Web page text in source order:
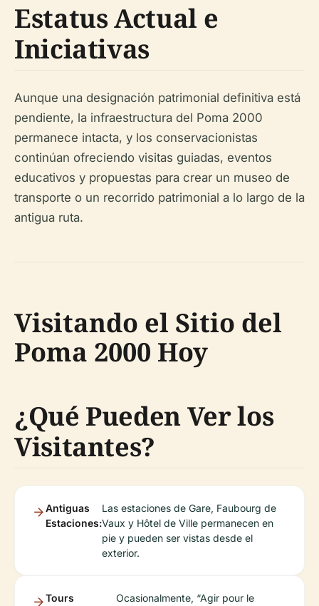
Estatus Actual e
Iniciativas
Aunque una designación patrimonial definitiva está
pendiente, la infraestructura del Poma 2000
permanece intacta, y los conservacionistas
continúan ofreciendo visitas guiadas, eventos
educativos y propuestas para crear un museo de
transporte o un recorrido patrimonial a lo largo de la
antigua ruta.
Visitando el Sitio del
Poma 2000 Hoy
¿Qué Pueden Ver los
Visitantes?
Antiguas
Estaciones:
Las estaciones de Gare, Faubourg de
Vaux y Hôtel de Ville permanecen en
pie y pueden ser vistas desde el
exterior.
Tours
Ocasionalmente, “Agir pour le